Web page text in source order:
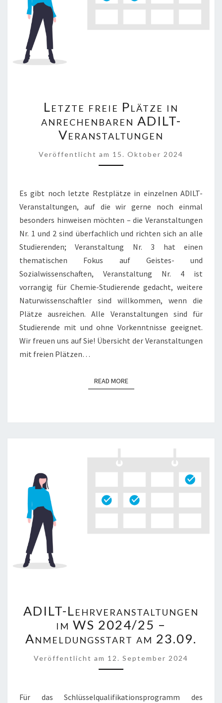
FREIE
PLÄTZE
IN
ANRECHENBAREN
ADILT-
Letzte freie Plätze in
anrechenbaren ADILT-
Veranstaltungen
Veröffentlicht am 15. Oktober 2024
Es gibt noch letzte Restplätze in einzelnen ADILT-
Veranstaltungen, auf die wir gerne noch einmal
besonders hinweisen möchten – die Veranstaltungen
Nr. 1 und 2 sind überfachlich und richten sich an alle
Studierenden; Veranstaltung Nr. 3 hat einen
thematischen Fokus auf Geistes- und
Sozialwissenschaften, Veranstaltung Nr. 4 ist
vorrangig für Chemie-Studierende gedacht, weitere
Naturwissenschaftler sind willkommen, wenn die
Plätze ausreichen. Alle Veranstaltungen sind für
Studierende mit und ohne Vorkenntnisse geeignet.
Wir freuen uns auf Sie! Übersicht der Veranstaltungen
mit freien Plätzen…
READ MOREREAD MORE
LEHRVERANSTALTUNGEN
IM
WS
2024/25
–
ANMELDUNGSSTART
ADILT-Lehrveranstaltungen
im WS 2024/25 –
Anmeldungsstart am 23.09.
Veröffentlicht am 12. September 2024
Für das Schlüsselqualifikationsprogramm des